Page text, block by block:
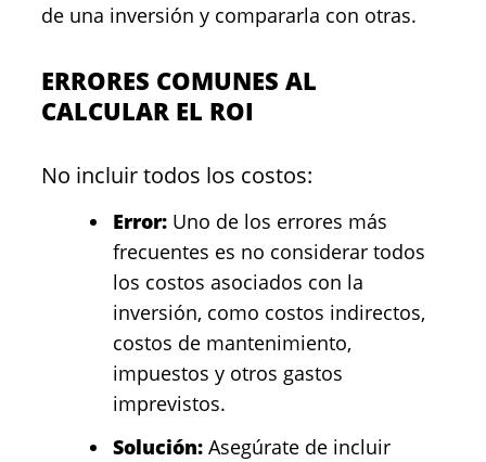
de una inversión y compararla con otras.
ERRORES COMUNES AL
CALCULAR EL ROI
No incluir todos los costos:
Error: Uno de los errores más
frecuentes es no considerar todos
los costos asociados con la
inversión, como costos indirectos,
costos de mantenimiento,
impuestos y otros gastos
imprevistos.
Solución: Asegúrate de incluir